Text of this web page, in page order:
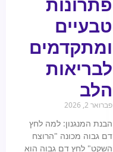
טבעיים
ומתקדמים
לבריאות
הלב
פברואר 2, 2026
הבנת המנגנון: למה לחץ
דם גבוה מכונה "הרוצח
השקט" לחץ דם גבוה הוא